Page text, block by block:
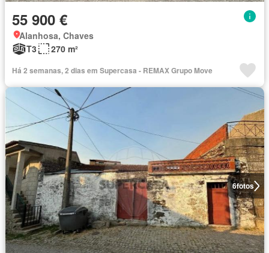
55 900 €
Alanhosa, Chaves
T3
270 m²
Há 2 semanas, 2 dias em Supercasa - REMAX Grupo Move
6fotos